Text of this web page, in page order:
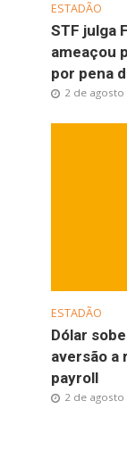
ESTADÃO
STF julga
ameaçou
por pena
2 de agosto
ESTADÃO
Dólar
aversão a
payroll
2 de agosto